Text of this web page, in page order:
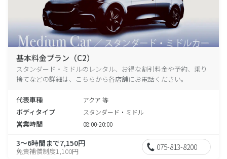
基本料金プラン（C2）
スタンダード・ミドルのレンタル、お得な割引料金や予約、乗り
捨てなどの詳細は、こちらから各店舗にお電話ください。
代表車種 アクア 等
ボディタイプ スタンダード・ミドル
営業時間 08:00-20:00
3～6時間まで7,150円
免責補償制度1,100円 075-813-8200